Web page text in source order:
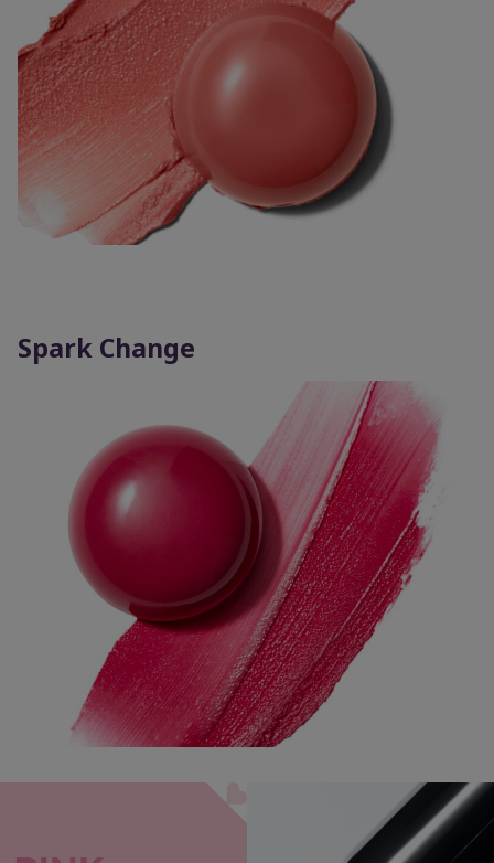
Spark Change